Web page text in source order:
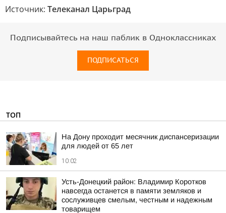
Источник: Телеканал Царьград
Подписывайтесь на наш паблик в Одноклассниках
ПОДПИСАТЬСЯ
ТОП
На Дону проходит месячник диспансеризации
для людей от 65 лет
10:02
Усть-Донецкий район: Владимир Коротков
навсегда останется в памяти земляков и
сослуживцев смелым, честным и надежным
товарищем